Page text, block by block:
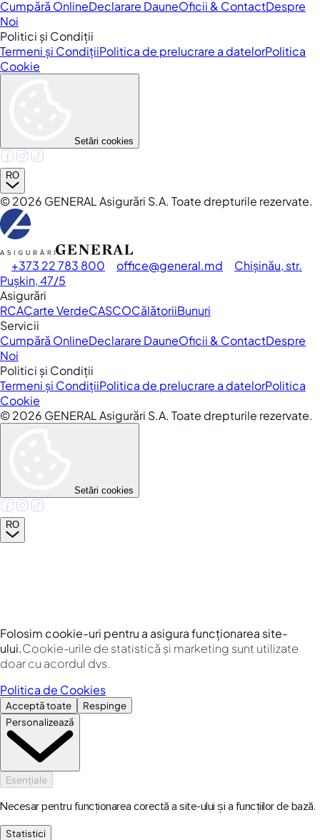
Cumpără OnlineDeclarare DauneOficii & ContactDespre
Noi
Politici și Condiții
Termeni și CondițiiPolitica de prelucrare a datelorPolitica
Cookie
Setări cookies
RO
©2026 GENERAL Asigurări S.A. Toate drepturile rezervate.
+373 22 783 800 office general.md
Chișinău, str.
Pușkin, 47/5
Asigurări
RCACarte VerdeCASCOCălătoriiBunuri
Servicii
Cumpără OnlineDeclarare DauneOficii & ContactDespre
Noi
Politici și Condiții
Termeni și CondițiiPolitica de prelucrare a datelorPolitica
Cookie
©2026 GENERAL Asigurări S.A. Toate drepturile rezervate.
Setări cookies
RO
Folosim cookie-uri pentru a asigura funcționarea site-
ului.Cookie-urile de statistică și marketing sunt utilizate
doar cu acordul dvs.
Politica de Cookies
Acceptă toate
Respinge
Personalizează
Esențiale
Necesar pentru funcționarea corectă a site-ului și a funcțiilor de bază.
Statistici